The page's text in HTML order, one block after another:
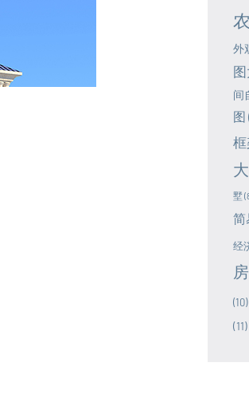
外
间
图
墅
简
经
(10)
(11)